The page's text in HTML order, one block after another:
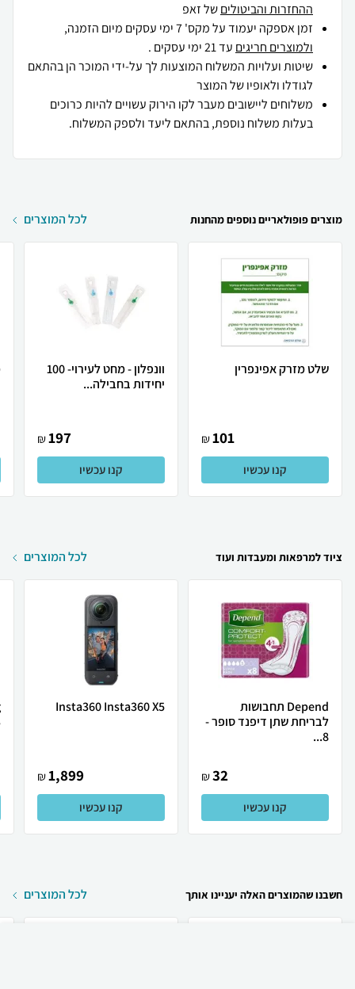
ההחזרות והביטוליםשל זאפ
זמן אספקה יעמוד על מקס' 7 ימי עסקים מיום הזמנה,
ולמוצרים חריגים עד 21 ימי עסקים .
שיטות ועלויות המשלוח המוצעות לך על-ידי המוכר הן בהתאם
לגודלו ולאופיו של המוצר
משלוחים ליישובים מעבר לקו הירוק עשויים להיות כרוכים
בעלות משלוח נוספת, בהתאם ליעד ולספק המשלוח.
מוצרים פופולאריים נוספים מהחנות לכל המוצרים
שלט מזרק אפינפרין
101
₪
קנו עכשיו
וונפלון - מחט לעירוי- 100
יחידות בחבילה...
197
₪
קנו עכשיו
ציוד למרפאות ומעבדות ועוד לכל המוצרים
Depend תחבושות
לבריחת שתן דיפנד סופר -
8...
32
₪
קנו עכשיו
Insta360 Insta360 X5
1,899
₪
קנו עכשיו
חשבנו שהמוצרים האלה יעניינו אותך לכל המוצרים